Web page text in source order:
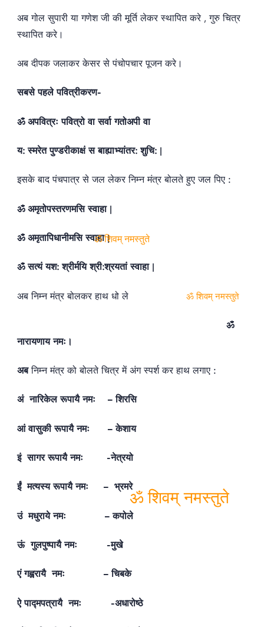
अब गोल सुपारी या गणेश जी की मूर्ति लेकर स्थापित करे , गुरु चित्र
स्थापित करे।
अब दीपक जलाकर केसर से पंचोपचार पूजन करे।
सबसे पहले पवित्रीकरण-
ॐ अपवित्रः पवित्रो वा सर्वा गतोअपी वा
य: स्मरेत पुण्डरीकाक्षं स बाह्याभ्यांतर: शुचि: |
इसके बाद पंचपात्र से जल लेकर निम्न मंत्र बोलते हुए जल पिए :
ॐ अमृतोपस्तरणमसि स्वाहा |
ॐ अमृतापिधानीमसि स्वाहा |
ॐ सत्यं यश: श्रीर्मयि श्री:श्रयतां स्वाहा |
अब निम्न मंत्र बोलकर हाथ धो ले
ॐ
नारायणाय नमः।
अबनिम्न मंत्र को बोलते चित्र में अंग स्पर्श कर हाथ लगाए :
अं नारिकेल रूपायै नमः – शिरसि
आं वासुकी रूपायै नमः – केशाय
इं सागर रूपायै नमः -नेत्रयो
ईं मत्यस्य रूपायै नमः – भ्रमरे
उं मधुराये नमः – कपोले
ऊं गुलपुष्पायै नमः -मुखे
एं गह्वरायै नमः – चिबके
ऐ पाद्मपत्रायै नमः -अधारोष्ठे
ॐ शिवम् नमस्तुते
ॐ शिवम् नमस्तुते